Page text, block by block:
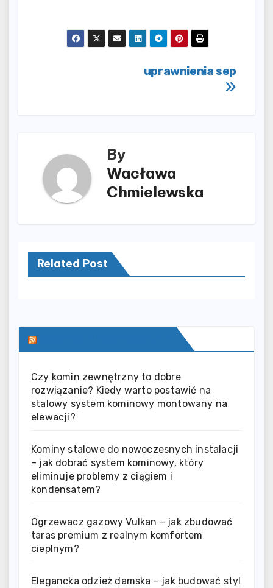
uprawnienia sep
By
Wacława
Chmielewska
Related Post
Czy komin zewnętrzny to dobre
rozwiązanie? Kiedy warto postawić na
stalowy system kominowy montowany na
elewacji?
Kominy stalowe do nowoczesnych instalacji
– jak dobrać system kominowy, który
eliminuje problemy z ciągiem i
kondensatem?
Ogrzewacz gazowy Vulkan – jak zbudować
taras premium z realnym komfortem
cieplnym?
Elegancka odzież damska – jak budować styl